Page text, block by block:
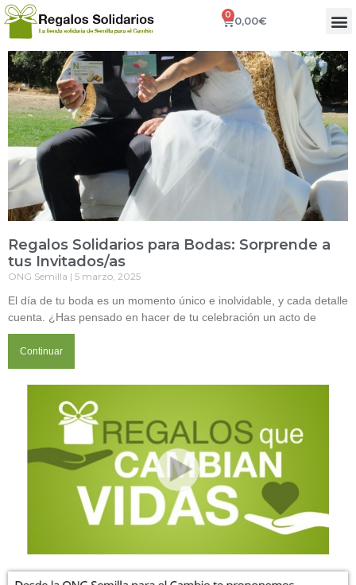
0,00€
0
Regalos Solidarios para Bodas: Sorprende a
tus Invitados/as
ONG Semilla 5 marzo, 2025
El día de tu boda es un momento único e inolvidable, y cada detalle
cuenta. ¿Has pensado en hacer de tu celebración un acto de
Continuar